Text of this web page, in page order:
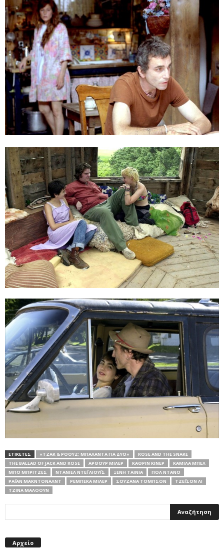
ΕΤΙΚΕΤΕΣ «ΤΖΑΚ & ΡΌΟΥΖ: ΜΠΑΛΆΝΤΑ ΓΙΑ ΔΎΟ»
ROSE AND THE SNAKE
THE BALLAD OF JACK AND ROSE
ΆΡΘΟΥΡ ΜΊΛΕΡ ΚΆΘΡΙΝ ΚΊΝΕΡ
ΚΑΜΊΛΑ ΜΠΕΛ
ΜΠΟ ΜΠΡΊΤΖΕΣ
ΝΤΆΝΙΕΛ ΝΤΈΙ ΛΙΟΎΙΣ ΞΕΝΗ ΤΑΙΝΙΑ
ΠΟΛ ΝΤΆΝΟ
ΡΆΙΑΝ ΜΑΚΝΤΌΝΑΛΝΤ
ΡΕΜΠΈΚΑ ΜΊΛΕΡ ΣΟΥΖΆΝΑ ΤΌΜΠΣΟΝ
ΤΖΈΙΣΟΝ ΛΙ
ΤΖΊΝΑ ΜΑΛΌΟΥΝ
Αρχείο